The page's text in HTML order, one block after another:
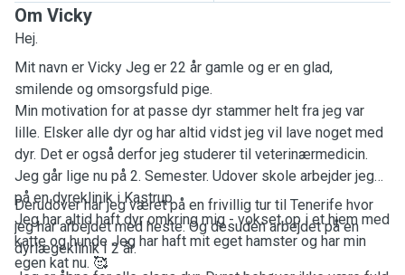
Om Vicky
Hej.
Mit navn er Vicky Jeg er 22 år gamle og er en glad,
smilende og omsorgsfuld pige.
Min motivation for at passe dyr stammer helt fra jeg var
lille. Elsker alle dyr og har altid vidst jeg vil lave noget med
dyr. Det er også derfor jeg studerer til veterinærmedicin.
Jeg går lige nu på 2. Semester. Udover skole arbejder jeg
på en dyreklinik i Kastrup.
Jeg har altid haft dyr omkring mig - vokset op i et hjem med
katte og hunde Jeg har haft mit eget hamster og har min
egen kat nu. 🥰
Derudover har jeg været på en frivillig tur til Tenerife hvor
jeg har arbejdet med heste. Og desuden arbejdet på en
dyrlægeklinik I 2 år.